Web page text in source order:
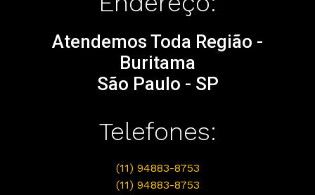
Atendemos Toda Região -
Buritama
São Paulo - SP
Telefones:
(11) 94883-8753
(11) 94883-8753